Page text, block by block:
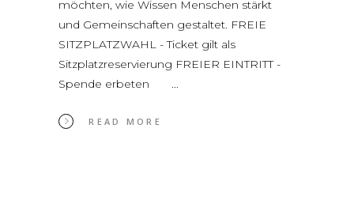
möchten, wie Wissen Menschen stärkt
und Gemeinschaften gestaltet. FREIE
SITZPLATZWAHL - Ticket gilt als
Sitzplatzreservierung FREIER EINTRITT -
Spende erbeten
READ MORE